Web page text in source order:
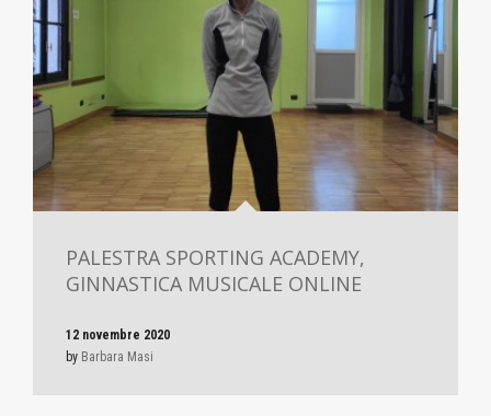
PALESTRA SPORTING ACADEMY,
GINNASTICA MUSICALE ONLINE
12 novembre 2020
by Barbara Masi